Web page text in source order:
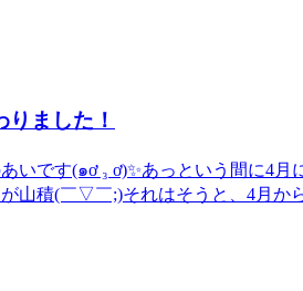
ました！
いです(๑ơ ₃ ơ)✨あっという間に4
山積(￣▽￣;)それはそうと、4月か